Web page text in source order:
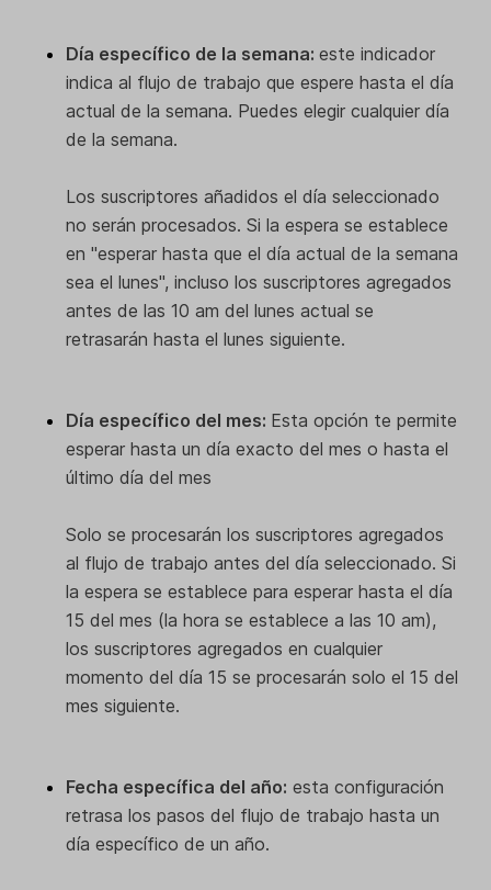
Día específico de la semana: este indicador
indica al flujo de trabajo que espere hasta el día
actual de la semana. Puedes elegir cualquier día
de la semana.
Los suscriptores añadidos el día seleccionado
no serán procesados. Si la espera se establece
en "esperar hasta que el día actual de la semana
sea el lunes", incluso los suscriptores agregados
antes de las 10 am del lunes actual se
retrasarán hasta el lunes siguiente.
Día específico del mes: Esta opción te permite
esperar hasta un día exacto del mes o hasta el
último día del mes
Solo se procesarán los suscriptores agregados
al flujo de trabajo antes del día seleccionado. Si
la espera se establece para esperar hasta el día
15 del mes (la hora se establece a las 10 am),
los suscriptores agregados en cualquier
momento del día 15 se procesarán solo el 15 del
mes siguiente.
Fecha específica del año: esta configuración
retrasa los pasos del flujo de trabajo hasta un
día específico de un año.